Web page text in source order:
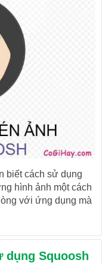
biết cách sử dụng
hình ảnh một cách
với ứng dụng mà
Squoosh